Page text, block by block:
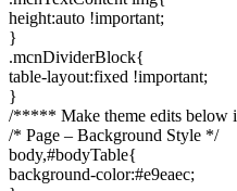
height:auto !important;
}
.mcnDividerBlock{
table-layout:fixed !important;
}
/***** Make theme edits
/* Page – Background Style */
body,#bodyTable{
background-color:#e9eaec;